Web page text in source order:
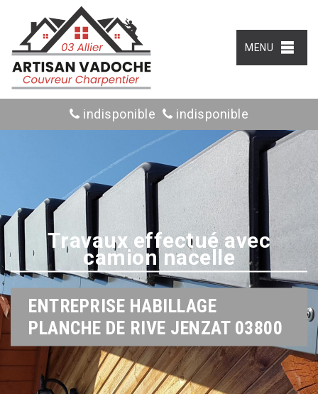
MENU
indisponible indisponible
Travaux effectué avec
camion nacelle
ENTREPRISE HABILLAGE
PLANCHE DE RIVE JENZAT 03800